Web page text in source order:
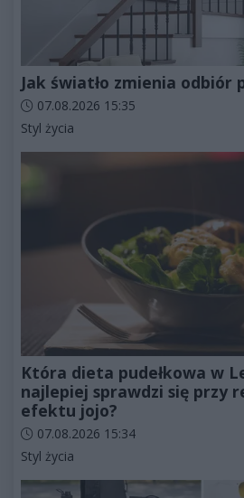
Jak światło zmienia odbiór
Data dodania artykułu:
07.08.2026 15:35
Kategorie artykułu:
Styl życia
Która dieta pudełkowa w
najlepiej sprawdzi się przy
efektu jojo?
Data dodania artykułu:
07.08.2026 15:34
Kategorie artykułu:
Styl życia